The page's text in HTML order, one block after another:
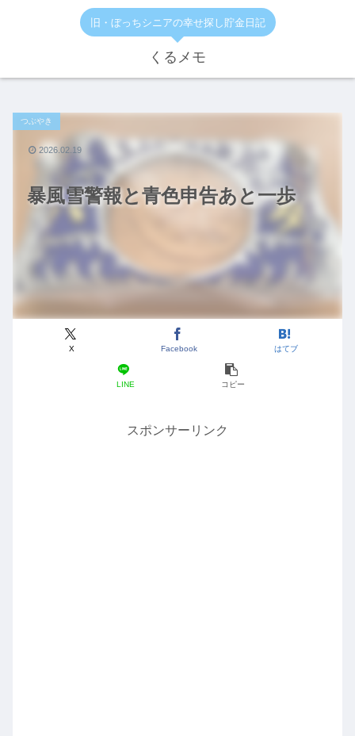
旧・ぼっちシニアの幸せ探し貯金日記
くるメモ
暴風雪警報と青色申告あと一歩
つぶやき
X Facebook はてブ
LINE コピー
2026.02.19
スポンサーリンク